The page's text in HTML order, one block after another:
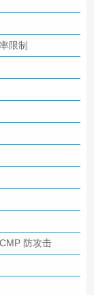
限制
防攻击